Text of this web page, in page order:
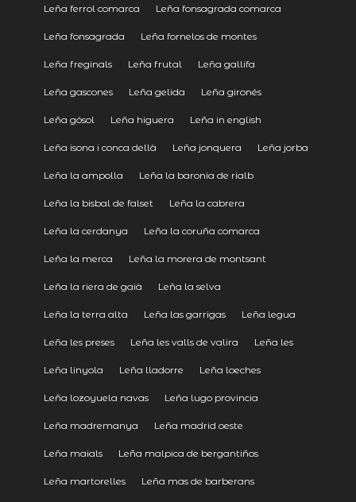
Leña ferrol comarca Leña fonsagrada comarca
Leña fonsagrada Leña fornelos de montes
Leña freginals Leña frutal Leña gallifa
Leña gascones Leña gelida Leña gironés
Leña gósol Leña higuera Leña in english
Leña isona i conca dellà Leña jonquera Leña jorba
Leña la ampolla Leña la baronia de rialb
Leña la bisbal de falset Leña la cabrera
Leña la cerdanya Leña la coruña comarca
Leña la merca Leña la morera de montsant
Leña la riera de gaià Leña la selva
Leña la terra alta Leña las garrigas Leña legua
Leña les preses Leña les valls de valira Leña les
Leña linyola Leña lladorre Leña loeches
Leña lozoyuela navas Leña lugo provincia
Leña madremanya Leña madrid oeste
Leña maials Leña malpica de bergantiños
Leña martorelles Leña mas de barberans